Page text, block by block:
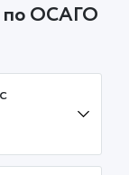
по ОСАГО